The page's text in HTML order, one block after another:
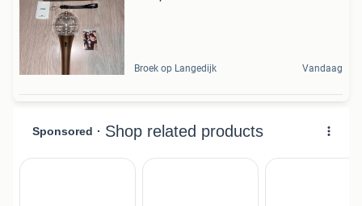
Broek op Langedijk Vandaag